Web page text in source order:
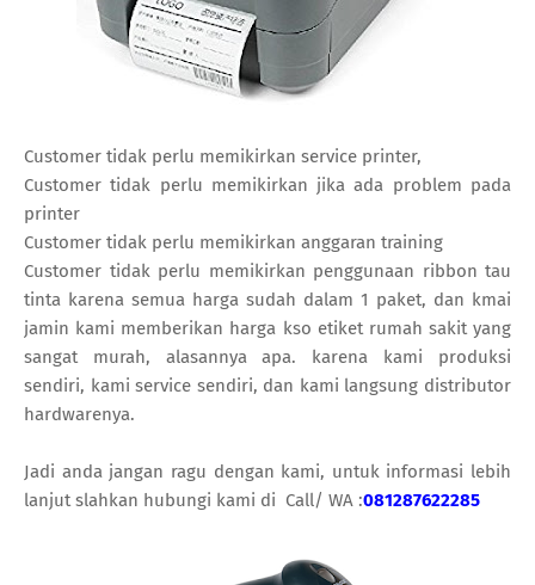
Customer tidak perlu memikirkan service printer,
Customer tidak perlu memikirkan jika ada problem pada
printer
Customer tidak perlu memikirkan anggaran training
Customer tidak perlu memikirkan penggunaan ribbon tau
tinta karena semua harga sudah dalam 1 paket, dan kmai
jamin kami memberikan harga kso etiket rumah sakit yang
sangat murah, alasannya apa. karena kami produksi
sendiri, kami service sendiri, dan kami langsung distributor
hardwarenya.
Jadi anda jangan ragu dengan kami, untuk informasi lebih
lanjut slahkan hubungi kami di Call/ WA :081287622285